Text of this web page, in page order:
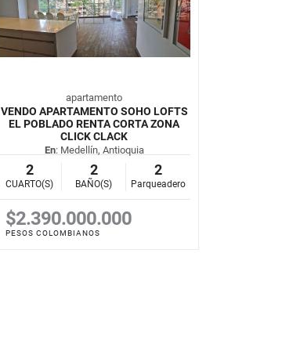
apartamento
VENDO APARTAMENTO SOHO LOFTS
EL POBLADO RENTA CORTA ZONA
CLICK CLACK
En: Medellín, Antioquia
2
CUARTO(S)
2
BAÑO(S)
2
Parqueadero
$2.390.000.000
PESOS COLOMBIANOS